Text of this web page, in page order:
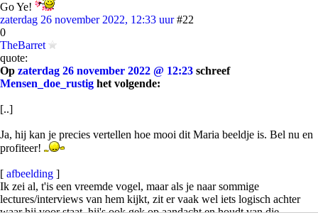
Go Ye!
zaterdag 26 november 2022, 12:33 uur #22
0
TheBarret
quote:
Op zaterdag 26 november 2022 @ 12:23 schreef
Mensen_doe_rustig het volgende:
[..]
Ja, hij kan je precies vertellen hoe mooi dit Maria beeldje is. Bel nu en
profiteer!
[ afbeelding ]
Ik zei al, t'is een vreemde vogel, maar als je naar sommige
lectures/interviews van hem kijkt, zit er vaak wel iets logisch achter
waar hij voor staat, hij's ook gek op aandacht en houdt van die